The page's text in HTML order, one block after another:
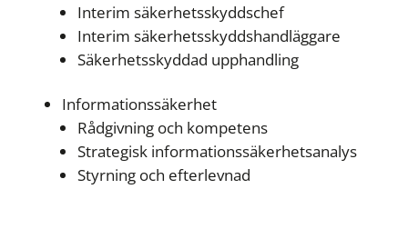
Interim säkerhetsskyddschef
Interim säkerhetsskyddshandläggare
Säkerhetsskyddad upphandling
Informationssäkerhet
Rådgivning och kompetens
Strategisk informationssäkerhetsanalys
Styrning och efterlevnad